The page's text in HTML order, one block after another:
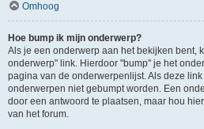
Omhoog
Hoe bump ik mijn onderwerp?
Als je een onderwerp aan het bekijken bent,
onderwerp" link. Hierdoor "bump" je het
pagina van de onderwerpenlijst. Als deze
onderwerpen niet gebumpt worden. Een
door een antwoord te plaatsen, maar hou
van het forum.